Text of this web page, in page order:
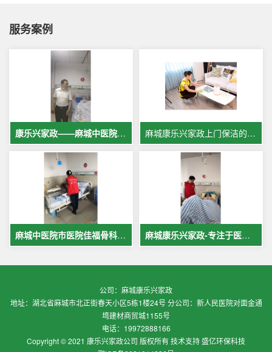
服务案例
康乐兴家政——麻城中医院专业护工服务，让爱与专业同行 麻城康乐兴家政上门保洁的案例
麻城中医院市医院佳福骨科医院铁路医院护工案例展示 麻城康乐兴家政-专注于医院护理，致力于打造全麻城优质护工护理
公司：麻城康乐兴家政
地址：湖北省麻城市北正街春天小区5栋1楼24号 分公司：新人民医院对面金通
塆建材商贸城1155号
电话：19972888166
Copyright © 2021 康乐兴家政公司 版权所有 技术支持 盛亿环保科技